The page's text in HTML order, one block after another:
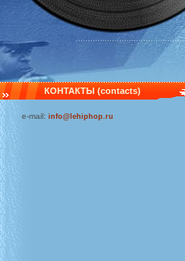
КОНТАКТЫ (contacts)
e-mail: info@lehiphop.ru